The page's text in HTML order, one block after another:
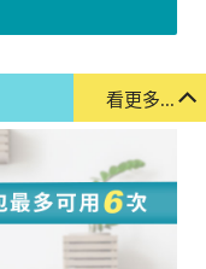
看更多...